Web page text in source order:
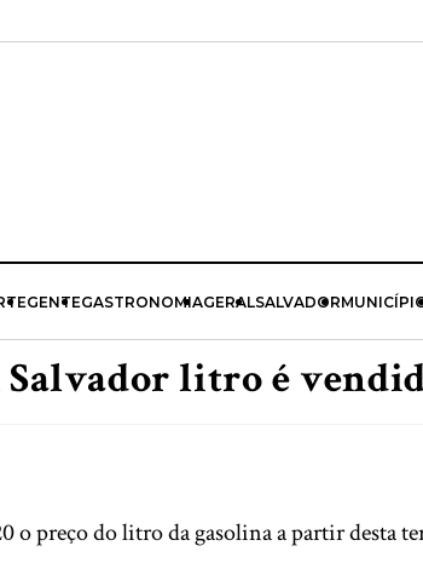
GENTEGASTRONOMIAGERALSALVADOR
Salvador litro é
preço do litro da gasolina a partir desta